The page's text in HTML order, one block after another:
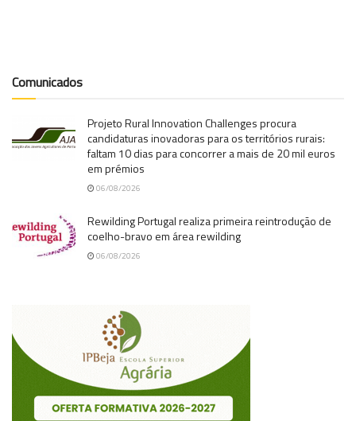
Comunicados
Projeto Rural Innovation Challenges procura
candidaturas inovadoras para os territórios rurais:
faltam 10 dias para concorrer a mais de 20 mil euros
em prémios
06/08/2026
Rewilding Portugal realiza primeira reintrodução de
coelho-bravo em área rewilding
06/08/2026